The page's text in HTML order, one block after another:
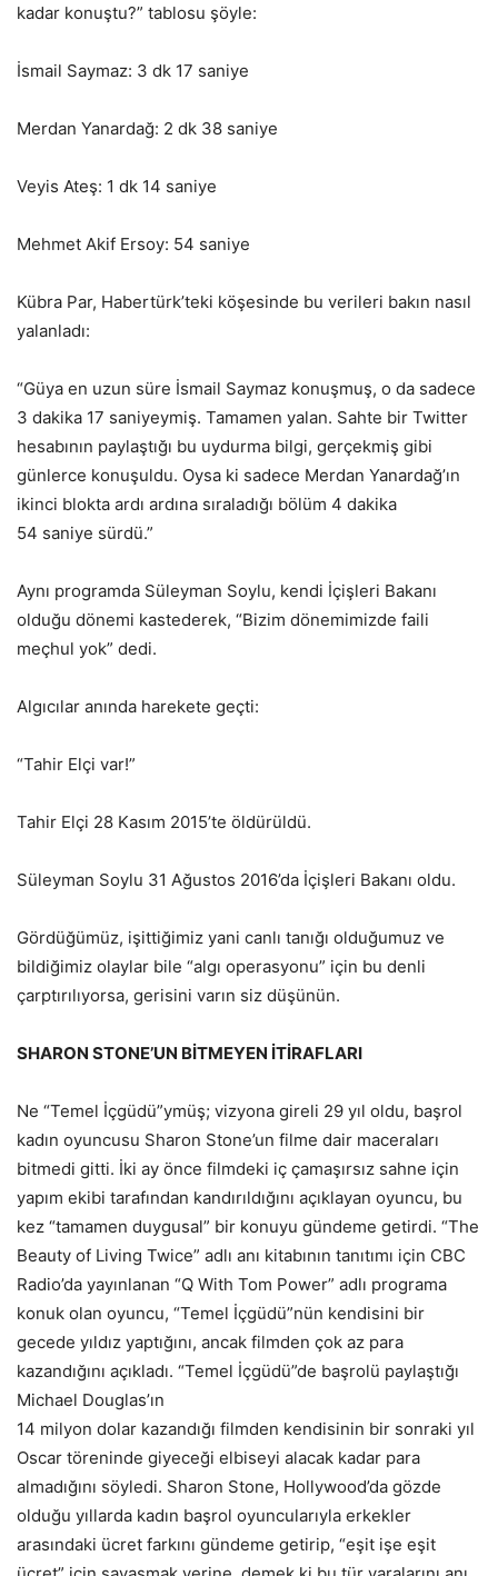
kadar konuştu?” tablosu şöyle:
İsmail Saymaz: 3 dk 17 saniye
Merdan Yanardağ: 2 dk 38 saniye
Veyis Ateş: 1 dk 14 saniye
Mehmet Akif Ersoy: 54 saniye
Kübra Par, Habertürk’teki köşesinde bu verileri bakın nasıl
yalanladı:
“Güya en uzun süre İsmail Saymaz konuşmuş, o da sadece
3 dakika 17 saniyeymiş. Tamamen yalan. Sahte bir Twitter
hesabının paylaştığı bu uydurma bilgi, gerçekmiş gibi
günlerce konuşuldu. Oysa ki sadece Merdan Yanardağ’ın
ikinci blokta ardı ardına sıraladığı bölüm 4 dakika
54 saniye sürdü.”
Aynı programda Süleyman Soylu, kendi İçişleri Bakanı
olduğu dönemi kastederek, “Bizim dönemimizde faili
meçhul yok” dedi.
Algıcılar anında harekete geçti:
“Tahir Elçi var!”
Tahir Elçi 28 Kasım 2015’te öldürüldü.
Süleyman Soylu 31 Ağustos 2016’da İçişleri Bakanı oldu.
Gördüğümüz, işittiğimiz yani canlı tanığı olduğumuz ve
bildiğimiz olaylar bile “algı operasyonu” için bu denli
çarptırılıyorsa, gerisini varın siz düşünün.
SHARON STONE’UN BİTMEYEN İTİRAFLARI
Ne “Temel İçgüdü”ymüş; vizyona gireli 29 yıl oldu, başrol
kadın oyuncusu Sharon Stone’un filme dair maceraları
bitmedi gitti. İki ay önce filmdeki iç çamaşırsız sahne için
yapım ekibi tarafından kandırıldığını açıklayan oyuncu, bu
kez “tamamen duygusal” bir konuyu gündeme getirdi. “The
Beauty of Living Twice” adlı anı kitabının tanıtımı için CBC
Radio’da yayınlanan “Q With Tom Power” adlı programa
konuk olan oyuncu, “Temel İçgüdü”nün kendisini bir
gecede yıldız yaptığını, ancak filmden çok az para
kazandığını açıkladı. “Temel İçgüdü”de başrolü paylaştığı
Michael Douglas’ın
14 milyon dolar kazandığı filmden kendisinin bir sonraki yıl
Oscar töreninde giyeceği elbiseyi alacak kadar para
almadığını söyledi. Sharon Stone, Hollywood’da gözde
olduğu yıllarda kadın başrol oyuncularıyla erkekler
arasındaki ücret farkını gündeme getirip, “eşit işe eşit